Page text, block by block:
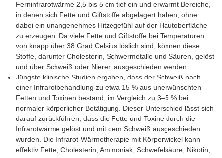
Ferninfrarotwärme 2,5 bis 5 cm tief ein und erwärmt Bereiche,
in denen sich Fette und Giftstoffe abgelagert haben, ohne
dabei ein unangenehmes Hitzegefühl auf der Hautoberfläche
zu erzeugen. Da viele Fette und Giftstoffe bei Temperaturen
von knapp über 38 Grad Celsius löslich sind, können diese
Stoffe, darunter Cholesterin, Schwermetalle und Säuren, gelöst
und über Schweiß oder Nieren ausgeschieden werden.
Jüngste klinische Studien ergaben, dass der Schweiß nach
einer Infrarotbehandlung zu etwa 15 % aus unerwünschten
Fetten und Toxinen bestand, im Vergleich zu 3–5 % bei
normaler körperlicher Betätigung. Dieser Unterschied lässt sich
darauf zurückführen, dass die Fette und Toxine durch die
Infrarotwärme gelöst und mit dem Schweiß ausgeschieden
wurden. Die Infrarot-Wärmetherapie mit Körperwickel kann
effektiv Fette, Cholesterin, Ammoniak, Schwefelsäure, Nikotin,